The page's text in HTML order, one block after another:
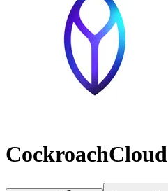
CockroachCloud